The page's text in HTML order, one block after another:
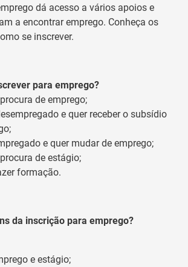
dá acesso a vários apoios e
a encontrar emprego. Conheça os
se inscrever.
para emprego?
de emprego;
e quer receber o subsídio
e quer mudar de emprego;
de estágio;
formação.
da inscrição para emprego?
e estágio;